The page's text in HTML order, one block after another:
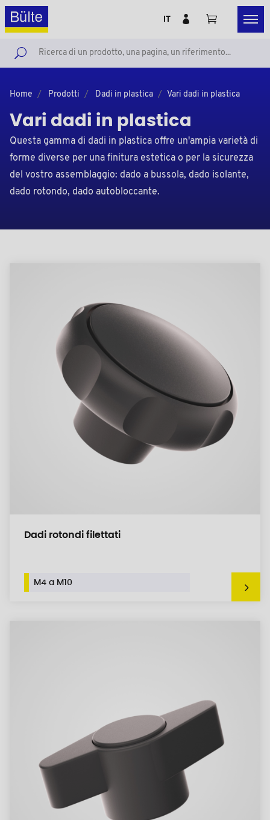
IT
Home Prodotti Dadi in plastica Vari dadi in plastica
Vari dadi in plastica
Questa gamma di dadi in plastica offre un'ampia varietà di
forme diverse per una finitura estetica o per la sicurezza
del vostro assemblaggio: dado a bussola, dado isolante,
dado rotondo, dado autobloccante.
Dadi rotondi filettati
M4 a M10